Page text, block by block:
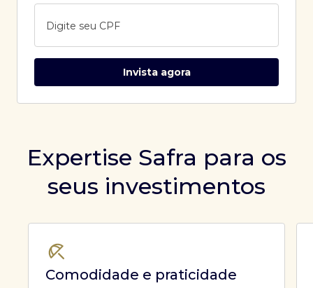
Digite seu CPF
Invista agora
Expertise Safra para os
seus investimentos
Comodidade e praticidade